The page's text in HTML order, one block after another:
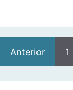
Anterior 1